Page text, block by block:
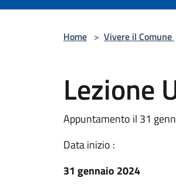
Home > Vivere il Comune
Lezione
Appuntamento il 31
Data inizio :
31 gennaio 2024